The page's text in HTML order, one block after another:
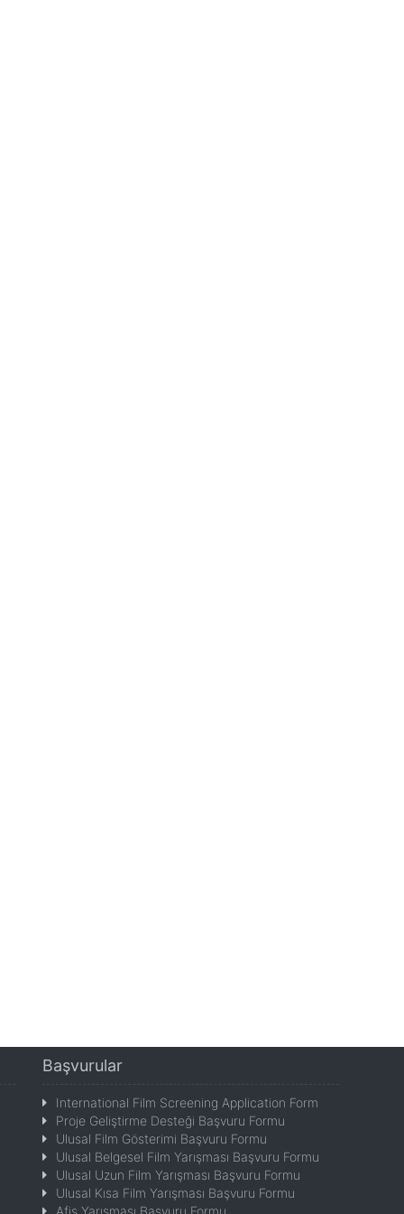
Başvurular
International Film Screening Application Form
Proje Geliştirme Desteği Başvuru Formu
Ulusal Film Gösterimi Başvuru Formu
Ulusal Belgesel Film Yarışması Başvuru Formu
Ulusal Uzun Film Yarışması Başvuru Formu
Ulusal Kısa Film Yarışması Başvuru Formu
Afiş Yarışması Başvuru Formu